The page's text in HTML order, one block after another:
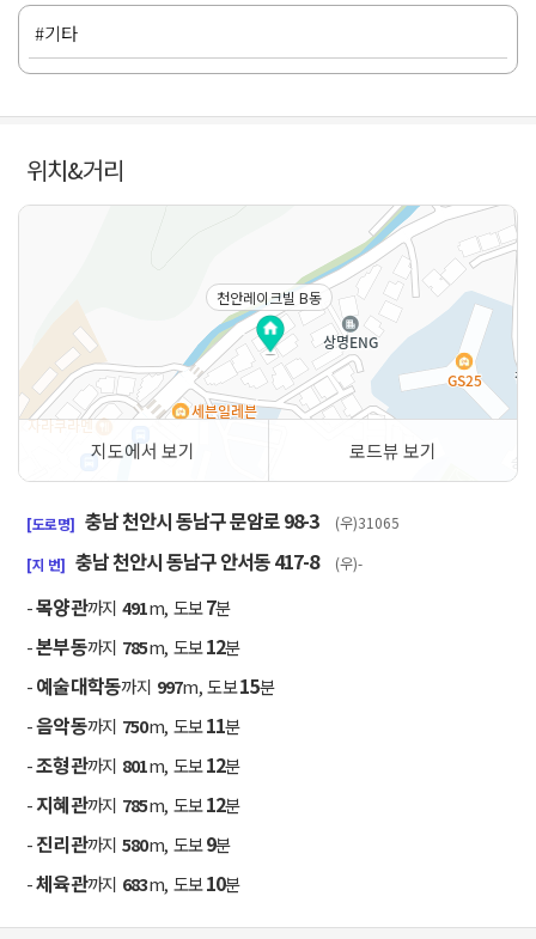
#기타
위치&거리
천안레이크빌 B동
지도에서 보기 로드뷰 보기
[도로명] 충남 천안시 동남구 문암로 98-3 (우)31065
[지 번] 충남 천안시 동남구 안서동 417-8 (우)-
-목양관까지 491m, 도보7분
-본부동까지 785m, 도보12분
-예술대학동까지 997m, 도보15분
-음악동까지 750m, 도보11분
-조형관까지 801m, 도보12분
-지혜관까지 785m, 도보12분
-진리관까지 580m, 도보9분
-체육관까지 683m, 도보10분